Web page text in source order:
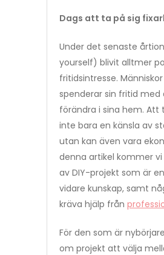
Dags att ta på sig
Under det senaste
yourself) blivit alltmer
fritidsintresse.
spenderar sin fritid
förändra i sina hem. Att
inte bara en känsla av
utan kan även vara
denna artikel kommer
av DIY-projekt som är
vidare kunskap, samt
kräva hjälp från
För den som är
om projekt att välja